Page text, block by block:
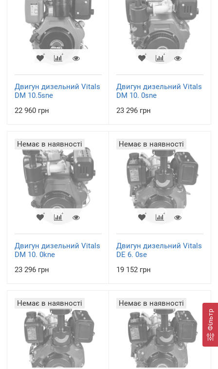
Фільтр
Двигун дизельний Vitals
DM 10.5sne
22 960 грн
Двигун дизельний Vitals
DM 10. 0sne
23 296 грн
Немає в наявності
Двигун дизельний Vitals
DM 10. 0kne
23 296 грн
Немає в наявності
Двигун дизельний Vitals
DE 6. 0se
19 152 грн
Немає в наявності Немає в наявності